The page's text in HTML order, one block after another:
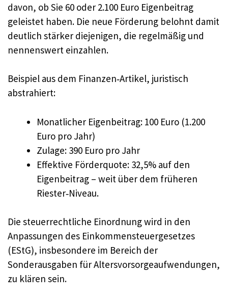
davon, ob Sie 60 oder 2.100 Euro Eigenbeitrag
geleistet haben. Die neue Förderung belohnt damit
deutlich stärker diejenigen, die regelmäßig und
nennenswert einzahlen.
Beispiel aus dem Finanzen‑Artikel, juristisch
abstrahiert:
Monatlicher Eigenbeitrag: 100 Euro (1.200
Euro pro Jahr)
Zulage: 390 Euro pro Jahr
Effektive Förderquote: 32,5% auf den
Eigenbeitrag – weit über dem früheren
Riester‑Niveau.
Die steuerrechtliche Einordnung wird in den
Anpassungen des Einkommensteuergesetzes
(EStG), insbesondere im Bereich der
Sonderausgaben für Altersvorsorgeaufwendungen,
zu klären sein.